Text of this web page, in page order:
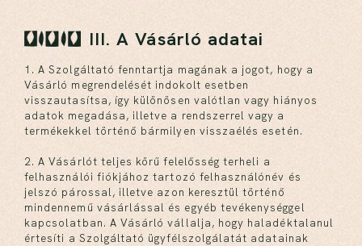
III. A Vásárló adatai
1. A Szolgáltató fenntartja magának a jogot, hogy a
Vásárló megrendelését indokolt esetben
visszautasítsa, így különösen valótlan vagy hiányos
adatok megadása, illetve a rendszerrel vagy a
termékekkel történő bármilyen visszaélés esetén.
2. A Vásárlót teljes körű felelősség terheli a
felhasználói fiókjához tartozó felhasználónév és
jelszó párossal, illetve azon keresztül történő
mindennemű vásárlással és egyéb tevékenységgel
kapcsolatban. A Vásárló vállalja, hogy haladéktalanul
értesíti a Szolgáltató ügyfélszolgálatát adatainak